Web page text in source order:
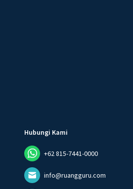
Hubungi Kami
+62 815-7441-0000
info@ruangguru.com